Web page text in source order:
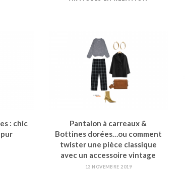
: chic
Pantalon à carreaux &
Bottines dorées…ou comment
twister une pièce classique
avec un accessoire vintage
13 NOVEMBRE 2019